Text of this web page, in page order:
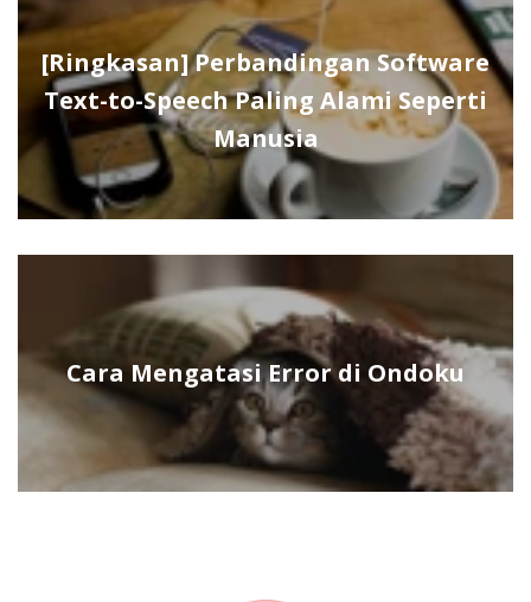
[Ringkasan] Perbandingan Software
Text-to-Speech Paling Alami Seperti
Manusia
Cara Mengatasi Error di Ondoku